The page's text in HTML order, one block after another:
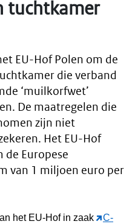
tuchtkamer
EU-Hof Polen om de
die verband
‘muilkorfwet’
De maatregelen die
zijn niet
Het EU-Hof
de Europese
van 1 miljoen euro per
het EU-Hof in zaak
C-